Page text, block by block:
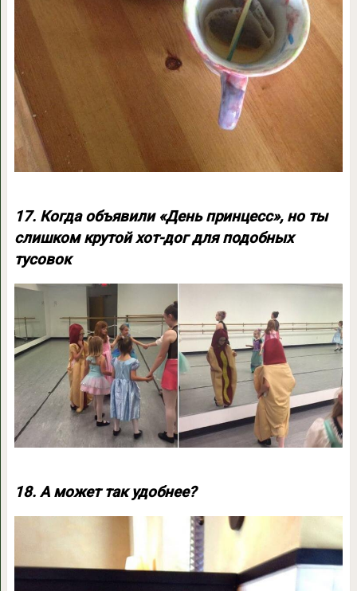
17. Когда объявили «День принцесс», но ты
слишком крутой хот-дог для подобных
тусовок
18. А может так удобнее?